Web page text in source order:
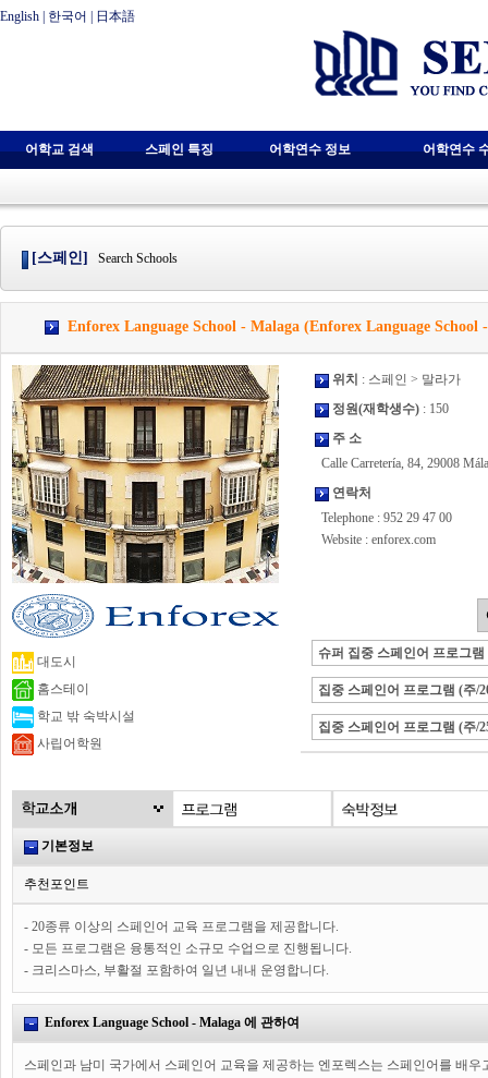
English 한국어 日本語
어학교 검색 스페인 특징 어학연수 정보 어학연수
[스페인] Search Schools
Enforex Language School - Malaga (Enforex Language School
대도시
홈스테이
학교 밖 숙박시설
사립어학원
위치 : 스페인 > 말라가
정원(재학생수) : 150
주 소
Calle Carretería, 84, 29008
연락처
Telephone : 952 29 47 00
Website : enforex.com
슈퍼 집중 스페인어 프로그램
집중 스페인어 프로그램 (주/
집중 스페인어 프로그램 (주/
기본정보
추천포인트
- 20종류 이상의 스페인어 교육 프로그램을 제공합니다.
- 모든 프로그램은 융통적인 소규모 수업으로 진행됩니다.
- 크리스마스, 부활절 포함하여 일년 내내 운영합니다.
Enforex Language School - Malaga 에 관하여
스페인과 남미 국가에서 스페인어 교육을 제공하는 엔포렉스는 스페인어를 배